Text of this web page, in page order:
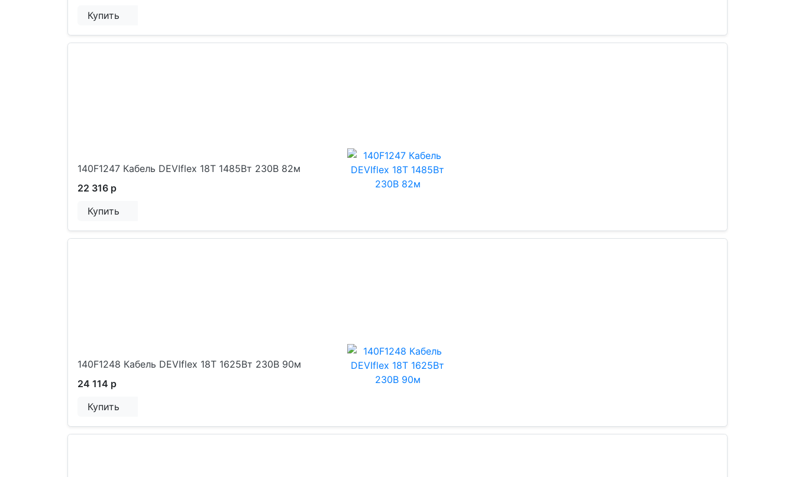
Купить
140F1247 Кабель DEVIflex 18T 1485Вт 230В 82м
22 316 р
Купить
140F1248 Кабель DEVIflex 18T 1625Вт 230В 90м
24 114 р
Купить